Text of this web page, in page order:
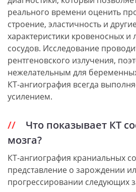
реального времени оценить
строение, эластичность и
характеристики кровеносных и
сосудов. Исследование
рентгеновского излучения,
нежелательным для
КТ-ангиография всегда
усилением.
Что показывает КТ
мозга?
КТ-ангиография краниальных
представление о зарождении
прогрессировании следующих